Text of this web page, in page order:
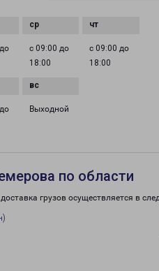
с 09:00 до
18:00
с 09:00 до
18:00
Выходной
по области
грузов осуществляется в